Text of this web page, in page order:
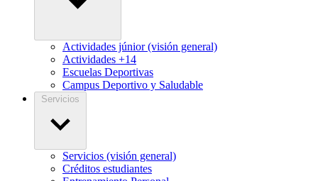
Actividades júnior (visión general)
Actividades +14
Escuelas Deportivas
Campus Deportivo y Saludable
Servicios
Servicios (visión general)
Créditos estudiantes